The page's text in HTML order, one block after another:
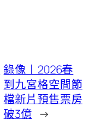
錄像丨2026春
到九宮格空間節
檔新片預售票房
破3億 →